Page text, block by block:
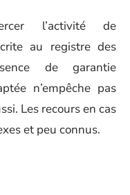
l’activité de
au registre des
de garantie
n’empêche pas
Les recours en cas
et peu connus.